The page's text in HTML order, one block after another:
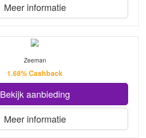
Meer informatie
Zeeman
1.68% Cashback
Bekijk aanbieding
Meer informatie